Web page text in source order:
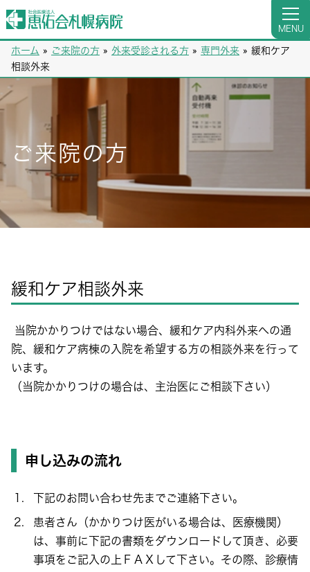
MENU
ホーム » ご来院の方 » 外来受診される方 » 専門外来 » 緩和ケア
相談外来
ご来院の方
緩和ケア相談外来
当院かかりつけではない場合、緩和ケア内科外来への通
院、緩和ケア病棟の入院を希望する方の相談外来を行って
います。
（当院かかりつけの場合は、主治医にご相談下さい）
申し込みの流れ
下記のお問い合わせ先までご連絡下さい。
患者さん（かかりつけ医がいる場合は、医療機関）
は、事前に下記の書類をダウンロードして頂き、必要
事項をご記入の上ＦＡＸして下さい。その際、診療情